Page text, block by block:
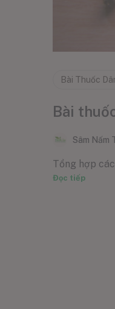
Bài Thuốc
Bài
Sâm Nấm
Tổng hợp
Đọc tiếp